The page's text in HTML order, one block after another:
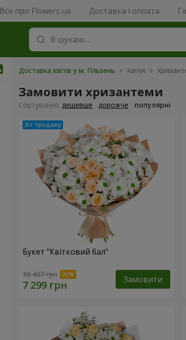
Все про Flowers.ua Доставка і оплата
Доставка квітів у м. Пльзень > Квіти >
Замовити хризантеми
Сортування: дешевше дорожче популярні
Букет "Квітковий бал"
10 427 грн Замовити